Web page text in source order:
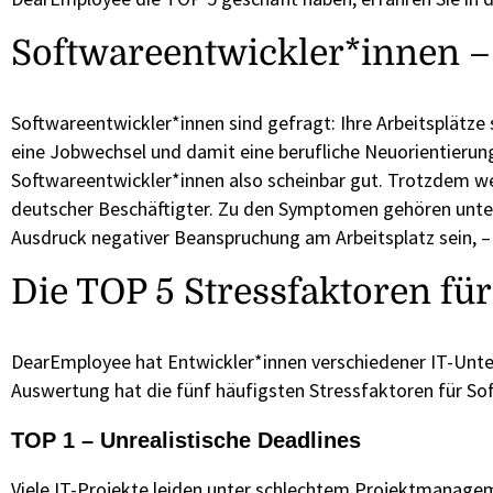
Softwareentwickler*innen
Softwareentwickler*innen sind gefragt: Ihre
eine Jobwechsel und damit eine berufliche
Softwareentwickler*innen also scheinbar gut. Trotzdem
deutscher Beschäftigter. Zu den Symptomen gehören
Ausdruck negativer Beanspruchung am Arbeitsplatz sein,
Die TOP 5 Stressfaktoren
DearEmployee hat Entwickler*innen verschiedener IT-
Auswertung hat die fünf häufigsten Stressfaktoren für
TOP 1 – Unrealistische Deadlines